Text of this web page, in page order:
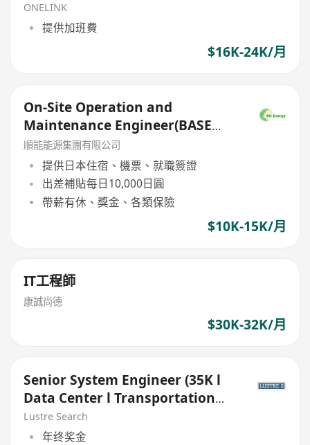
ONELINK
提供加班費
$16K-24K/月
On-Site Operation and
Maintenance Engineer(BASE
JAPAN)
順能能源集團有限公司
提供日本住宿、機票、就職簽證
出差補貼每日10,000日圓
帶薪有休、獎金、各類保險
$10K-15K/月
IT工程師
康誠尚德
$30K-32K/月
Senior System Engineer (35K l
Data Center l Transportation
Allowance)
Lustre Search
年终奖金